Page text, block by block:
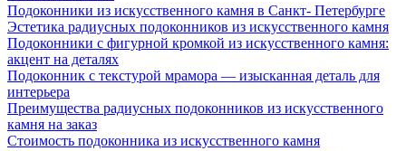
Подоконники из искусственного камня в Санкт- Петербурге
Эстетика радиусных подоконников из искусственного камня
Подоконники с фигурной кромкой из искусственного камня:
акцент на деталях
Подоконник с текстурой мрамора — изысканная деталь для
интерьера
Преимущества радиусных подоконников из искусственного
камня на заказ
Стоимость подоконника из искусственного камня